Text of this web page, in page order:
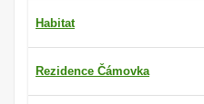
Habitat
Rezidence Čámovka